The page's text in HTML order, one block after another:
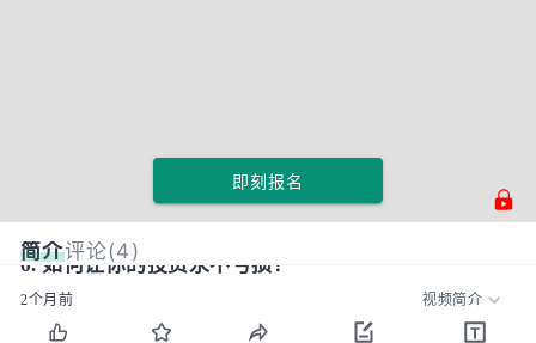
即刻报名
简介评论(4)
6. 如何让你的投资永不亏损？
2个月前 视频简介